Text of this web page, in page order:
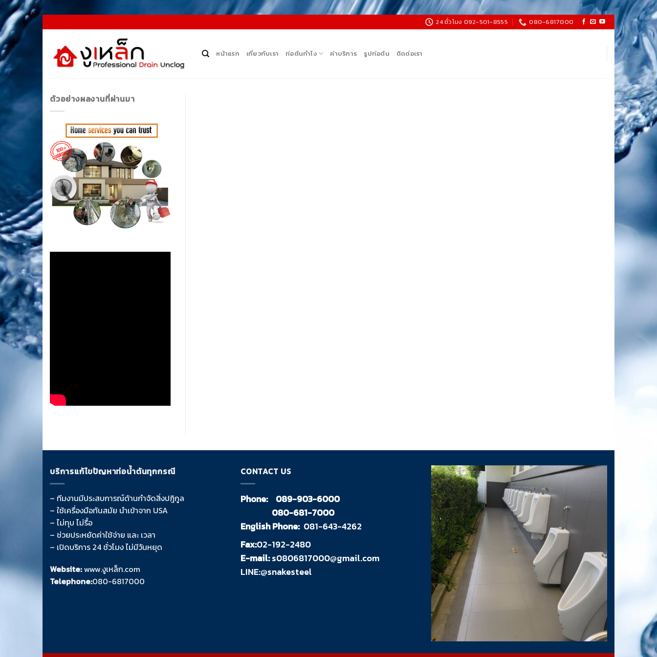
to
content
24 ชั่วโมง 092-501-8555 080-6817000
หน้าแรก เกี่ยวกับเรา ท่อตันทำไง ค่าบริการ รูปท่อตัน ติดต่อเรา
ตัวอย่างผลงานที่ผ่านมา
บริการแก้ไขปัญหาท่อน้ำตันทุกกรณี
– ทีมงานมีประสบการณ์ด้านกำจัดสิ่งปฎิกูล
– ใช้เครื่องมือทันสมัย นำเข้าจาก USA
– ไม่ทุบ ไม่รื้อ
– ช่วยประหยัดค่าใช้จ่าย และ เวลา
– เปิดบริการ 24 ชั่วโมง ไม่มีวันหยุด
Website:www.งูเหล็ก.com
Telephone:080-6817000
CONTACT US
Phone: 089-903-6000
080-681-7000
English Phone: 081-643-4262
Fax:02-192-2480
E-mail:s0806817000@gmail.com
LINE:@snakesteel